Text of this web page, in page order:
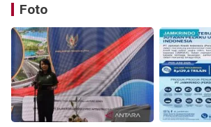
Foto